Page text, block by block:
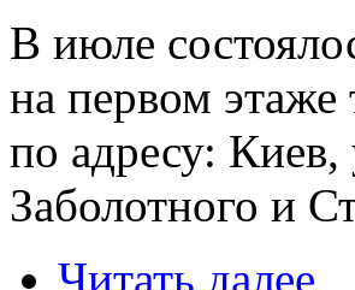
В июле
на первом этаже
по адресу: Киев,
Заболотного и
Читать далее